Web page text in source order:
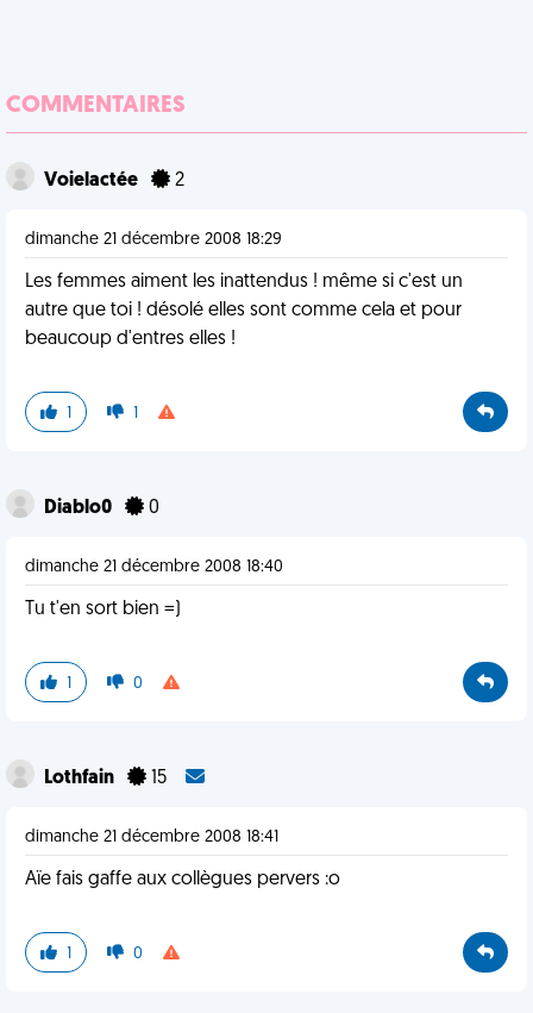
COMMENTAIRES
Voielactée 2
dimanche 21 décembre 2008 18:29
Les femmes aiment les inattendus ! même si c'est un
autre que toi ! désolé elles sont comme cela et pour
beaucoup d'entres elles !
1 1
Diablo0 0
dimanche 21 décembre 2008 18:40
Tu t'en sort bien =)
1 0
Lothfain 15
dimanche 21 décembre 2008 18:41
Aïe fais gaffe aux collègues pervers :o
1 0